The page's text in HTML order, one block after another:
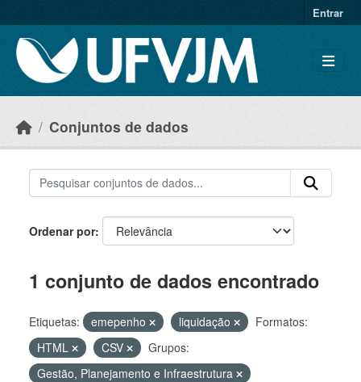
Entrar
Conjuntos de dados
Ordenar por
1 conjunto de dados encontrado
Etiquetas: emepenho liquidação
Formatos:
HTML
CSV
Grupos:
Gestão, Planejamento e Infraestrutura